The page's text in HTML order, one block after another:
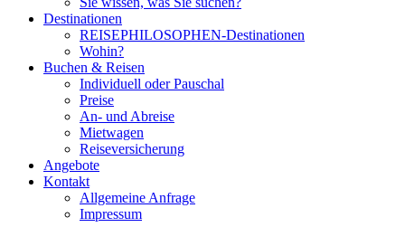
Destinationen
REISEPHILOSOPHEN-Destinationen
Wohin?
Buchen & Reisen
Individuell oder Pauschal
Preise
An- und Abreise
Mietwagen
Reiseversicherung
Angebote
Kontakt
Allgemeine Anfrage
Impressum